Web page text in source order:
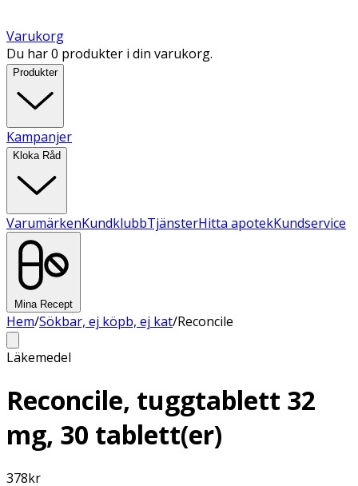
Varukorg
Du har 0 produkter i din varukorg.
Produkter
Kampanjer
Kloka Råd
VarumärkenKundklubbTjänsterHitta apotekKundservice
Mina Recept
Hem/Sökbar, ej köpb, ej kat/Reconcile
Läkemedel
Reconcile, tuggtablett 32
mg, 30 tablett(er)
378kr